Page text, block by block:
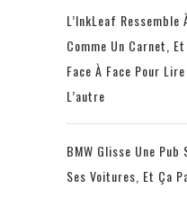
L’InkLeaf Ressemble
Comme Un Carnet,
Face À Face Pour
L’autre
BMW Glisse Une Pub
Ses Voitures, Et Ça